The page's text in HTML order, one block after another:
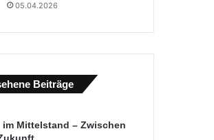
05.04.2026
Beiträge
Mittelstand – Zwischen